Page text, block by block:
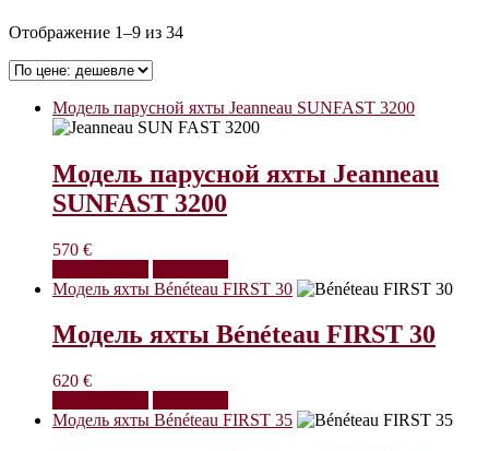
Отображение 1–9 из 34Цены:
Модель парусной яхты Jeanneau SUNFAST 3200
Модель парусной яхты Jeanneau
SUNFAST 3200
570 €
Модель яхты Bénéteau FIRST 30
Модель яхты Bénéteau FIRST 30
620 €
Модель яхты Bénéteau FIRST 35